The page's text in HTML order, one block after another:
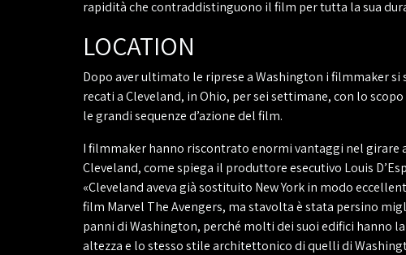
rapidità che contraddistinguono il film per tutta la sua
LOCATION
Dopo aver ultimato le riprese a Washington i filmmaker si
recati a Cleveland, in Ohio, per sei settimane, con lo
le grandi sequenze d’azione del film.
I filmmaker hanno riscontrato enormi vantaggi nel girare
Cleveland, come spiega il produttore esecutivo Louis
«Cleveland aveva già sostituito New York in modo
film Marvel The Avengers, ma stavolta è stata persino
panni di Washington, perché molti dei suoi edifici hanno
altezza e lo stesso stile architettonico di quelli di